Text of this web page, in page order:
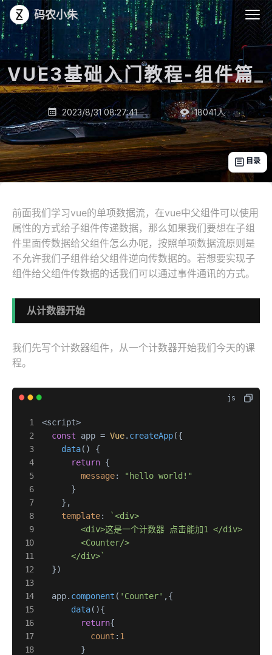
码农小朱
VUE3基础入门教程-组件篇_
 2023/8/31 08:27:41  18041人
 目录
前面我们学习vue的单项数据流，在vue中父组件可以使用
属性的方式给子组件传递数据，那么如果我们要想在子组
件里面传数据给父组件怎么办呢，按照单项数据流原则是
不允许我们子组件给父组件逆向传数据的。若想要实现子
组件给父组件传数据的话我们可以通过事件通讯的方式。
从计数器开始
我们先写个计数器组件，从一个计数器开始我们今天的课
程。
<script>
const app = Vue. createApp({
data( ) {
return {
message:
"hello world!"
      }
    },
template:
`<div>
        <div>这是一个计数器 点击能加1 </div>
        <Counter/>
      </div>`
  })
  app.
component ( 'Counter' ,{
data( ){
return{
count : 1
        }